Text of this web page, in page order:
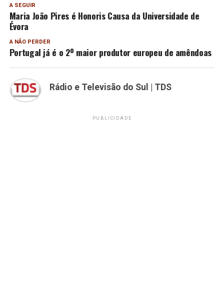
A SEGUIR
Maria João Pires é Honoris Causa da Universidade de
Évora
A NÃO PERDER
Portugal já é o 2º maior produtor europeu de amêndoas
Rádio e Televisão do Sul | TDS
PUBLICIDADE